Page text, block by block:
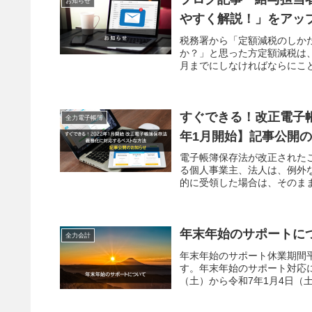
やすく解説！」をアッ
税務署から「定額減税のしか
か？」と思った方定額減税は
月までにしなければならに
全力電子帳簿
すぐできる！改正電子
年1月開始】記事公開
電子帳簿保存法が改正された
る個人事業主、法人は、例外
的に受領した場合は、そのま
全力会計 年末年始のサポートに
年末年始のサポート休業期間
す。年末年始のサポート対応
（土）から令和7年1月4日（